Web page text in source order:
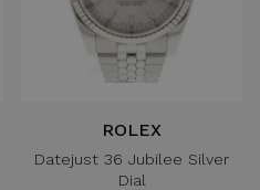
ROLEX
Datejust 36 Jubilee Silver
Dial